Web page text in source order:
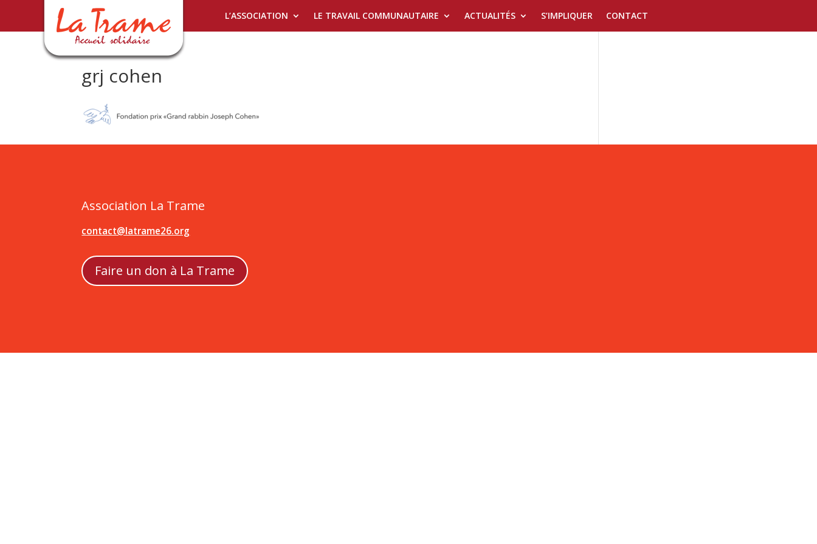
L’ASSOCIATION LE TRAVAIL COMMUNAUTAIRE ACTUALITÉS S’IMPLIQUER CONTACT
grj cohen
Association La Trame
contact@latrame26.org
Faire un don à La Trame